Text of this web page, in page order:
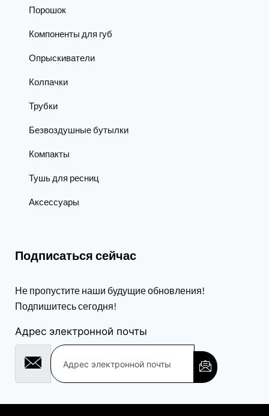
Порошок
Компоненты для губ
Опрыскиватели
Колпачки
Трубки
Безвоздушные бутылки
Компакты
Тушь для ресниц
Аксессуары
Подписаться сейчас
Не пропустите наши будущие обновления!
Подпишитесь сегодня!
Адрес электронной почты